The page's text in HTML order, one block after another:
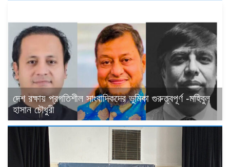
দেশ রক্ষায় প্রগতিশীল সাংবাদিকদের ভুমিকা গুরুত্বপূর্ণ -মহিবুল
হাসান চৌধুরী